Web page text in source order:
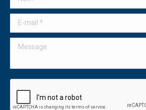
nouvelle
fenêtre
E-mail *
Message